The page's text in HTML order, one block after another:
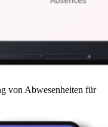
von Abwesenheiten für